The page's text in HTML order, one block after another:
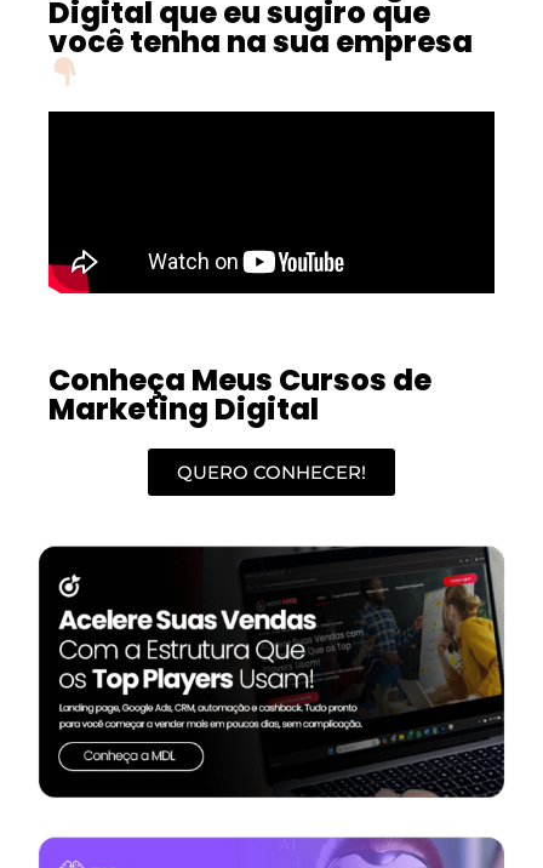
Digital que eu sugiro que
você tenha na sua empresa
Conheça Meus Cursos de
Marketing Digital
QUERO CONHECER!